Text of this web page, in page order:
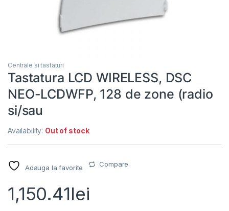
Centrale si tastaturi
Tastatura LCD WIRELESS, DSC
NEO-LCDWFP, 128 de zone (radio
si/sau
Availability: Out of stock
Adauga la favorite Compare
1,150.41lei